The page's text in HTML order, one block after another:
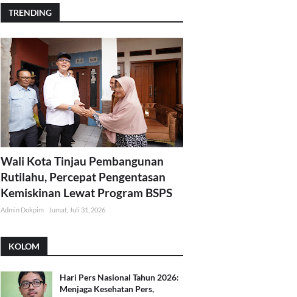
TRENDING
Wali Kota Tinjau Pembangunan
Rutilahu, Percepat Pengentasan
Kemiskinan Lewat Program BSPS
Admin Dokpim Jumat, Juli 31, 2026
KOLOM
Hari Pers Nasional Tahun 2026:
Menjaga Kesehatan Pers,